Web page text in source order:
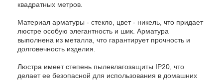
квадратных метров.
Материал арматуры - стекло, цвет - никель, что придает
люстре особую элегантность и шик. Арматура
выполнена из металла, что гарантирует прочность и
долговечность изделия.
Люстра имеет степень пылевлагозащиты IP20, что
делает ее безопасной для использования в домашних